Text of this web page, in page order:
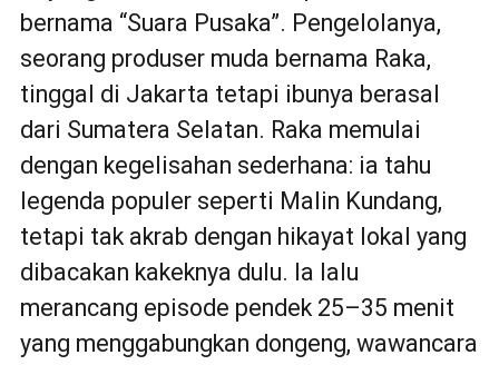
bernama “Suara Pusaka”. Pengelolanya,
seorang produser muda bernama Raka,
tinggal di Jakarta tetapi ibunya berasal
dari Sumatera Selatan. Raka memulai
dengan kegelisahan sederhana: ia tahu
legenda populer seperti Malin Kundang,
tetapi tak akrab dengan hikayat lokal yang
dibacakan kakeknya dulu. Ia lalu
merancang episode pendek 25–35 menit
yang menggabungkan dongeng, wawancara